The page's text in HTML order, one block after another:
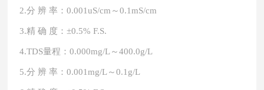
2.分 辨 率：0.001uS/cm～0.1mS/cm
3.精 确 度：±0.5% F.S.
4.TDS量程：0.000mg/L～400.0g/L
5.分 辨 率：0.001mg/L～0.1g/L